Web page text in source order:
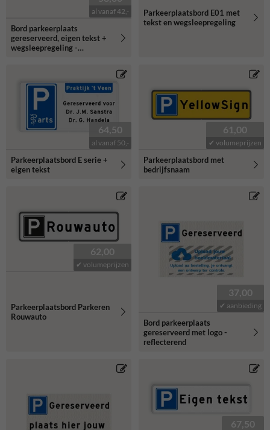
al vanaf 42,-
Bord parkeerplaats
gereserveerd, eigen tekst +
wegsleepregeling -
Parkeerplaatsbord E01 met
tekst en wegsleepregeling
64,50
al vanaf 50,-
Parkeerplaatsbord E serie +
eigen tekst
61,00
✔ volumeprijzen
Parkeerplaatsbord met
bedrijfsnaam
62,00
✔ volumeprijzen
Parkeerplaatsbord Parkeren
Rouwauto
37,00
✔ aanbieding
Bord parkeerplaats
gereserveerd met logo -
reflecterend
67,50